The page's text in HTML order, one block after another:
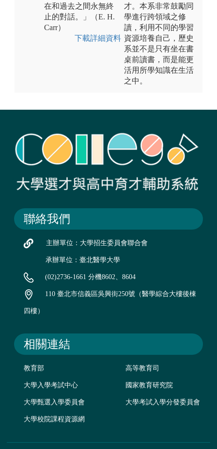
在和過去之間永無終
止的對話。」（E. H.
Carr）
下載詳細資料
才。本系非常鼓勵同
學進行跨領域之修
讀，利用不同的學習
資源培養自己，歷史
系並不是只有坐在書
桌前讀書，而是能更
活用所學知識在生活
之中。
聯絡我們
主辦單位：大學招生委員會聯合會
承辦單位：臺北醫學大學
(02)2736-1661 分機8602、8604
110 臺北市信義區吳興街250號（醫學綜合大樓後棟
四樓）
相關連結
教育部 高等教育司
大學入學考試中心 國家教育研究院
大學甄選入學委員會 大學考試入學分發委員會
大學校院課程資源網